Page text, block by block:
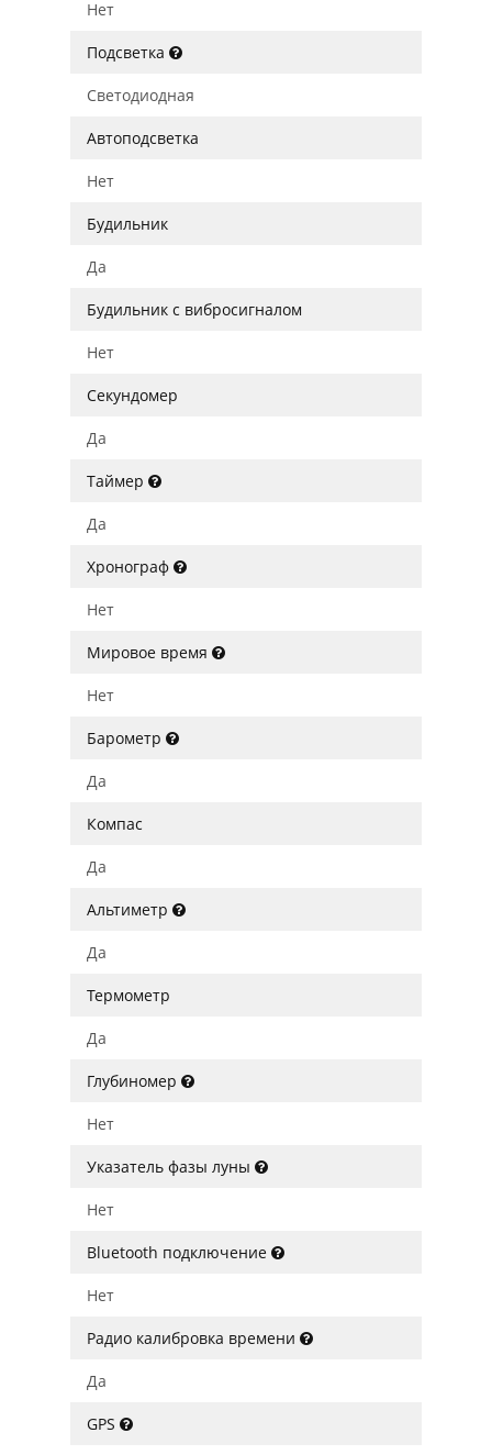
Нет
Подсветка
Светодиодная
Автоподсветка
Нет
Будильник
Да
Будильник с вибросигналом
Нет
Секундомер
Да
Таймер
Да
Хронограф
Нет
Мировое время
Нет
Барометр
Да
Компас
Да
Альтиметр
Да
Термометр
Да
Глубиномер
Нет
Указатель фазы луны
Нет
Bluetooth подключение
Нет
Радио калибровка времени
Да
GPS